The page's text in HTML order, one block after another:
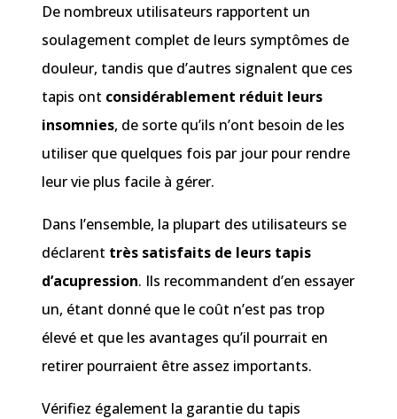
De nombreux utilisateurs rapportent un
soulagement complet de leurs symptômes de
douleur, tandis que d’autres signalent que ces
tapis ont considérablement réduit leurs
insomnies, de sorte qu’ils n’ont besoin de les
utiliser que quelques fois par jour pour rendre
leur vie plus facile à gérer.
Dans l’ensemble, la plupart des utilisateurs se
déclarent très satisfaits de leurs tapis
d’acupression. Ils recommandent d’en essayer
un, étant donné que le coût n’est pas trop
élevé et que les avantages qu’il pourrait en
retirer pourraient être assez importants.
Vérifiez également la garantie du tapis